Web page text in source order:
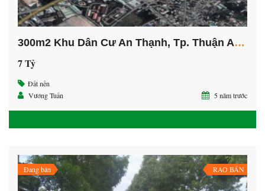
300m2 Khu Dân Cư An Thạnh, Tp. Thuận An, Bình Dương.
7 Tỷ
Đất nền
Vương Tuấn
5 năm trước
Đang bán RAO BÁN